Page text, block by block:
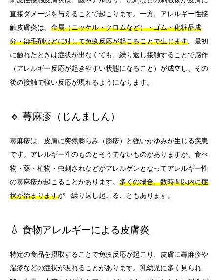
直接ダメージを与えることで起こります。一方、アレルギー性接
触皮膚炎は、 金属（ニッケル・クロムなど）・ゴム・化粧品成
分・染毛剤などに対して免疫反応が起こることで生じます。最初
に触れたときは症状が出なくても、繰り返し接触することで感作
（アレルギー反応が起きやすい状態になること）が成立し、その
後の接触で強い反応が現れるようになります。
🔸 蕁麻疹（じんましん）
蕁麻疹は、皮膚に突然膨らみ（膨疹）と強いかゆみが生じる疾患
です。アレルギー性のものとそうでないものがありますが、食べ
物・薬・植物・虫刺されなどがアレルゲンとなってアレルギー性
の蕁麻疹が起こることがあります。 多くの場合、数時間以内に症
状が治まりますが、繰り返し起こることもあります。
💧 食物アレルギーによる皮膚炎
特定の食品を摂取することで免疫反応が起こり、皮膚に蕁麻疹や
湿疹などの症状が現れることがあります。乳幼児に多く見られ、